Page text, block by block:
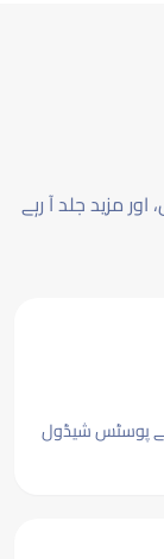
اور مزید جلد آ رہے
سے پوسٹس شیڈول